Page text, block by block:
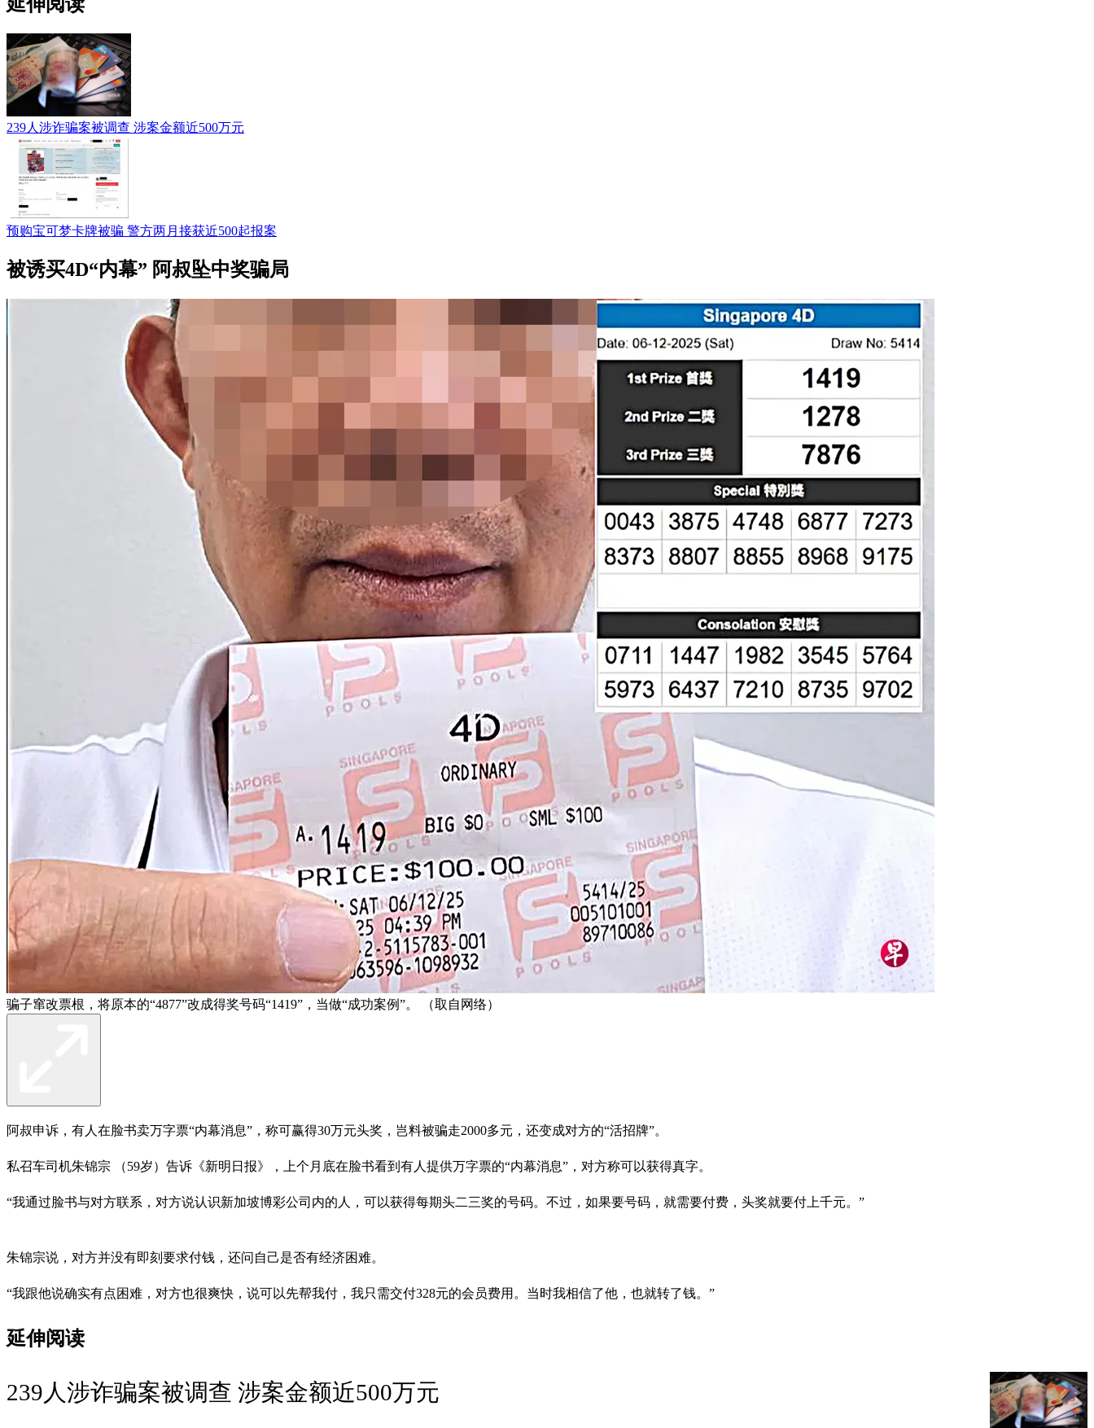
239人涉诈骗案被调查 涉案金额近500万元
预购宝可梦卡牌被骗 警方两月接获近500起报案
被诱买4D“内幕” 阿叔坠中奖骗局
骗子窜改票根，将原本的“4877”改成得奖号码“1419”，当做“成功案例”。 （取自网络）
阿叔申诉，有人在脸书卖万字票“内幕消息”，称可赢得30万元头奖，岂料被骗走2000多元，还变成对方的“活招牌”。
私召车司机朱锦宗 （59岁）告诉《新明日报》，上个月底在脸书看到有人提供万字票的“内幕消息”，对方称可以获得真字。
“我通过脸书与对方联系，对方说认识新加坡博彩公司内的人，可以获得每期头二三奖的号码。不过，如果要号码，就需要付费，头奖就要付上千元。”
朱锦宗说，对方并没有即刻要求付钱，还问自己是否有经济困难。
“我跟他说确实有点困难，对方也很爽快，说可以先帮我付，我只需交付328元的会员费用。当时我相信了他，也就转了钱。”
延伸阅读
239人涉诈骗案被调查 涉案金额近500万元